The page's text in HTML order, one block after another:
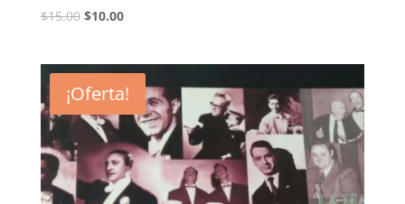
$15.00 $10.00
¡Oferta!